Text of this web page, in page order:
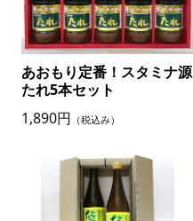
あおもり定番！スタミナ源
たれ5本セット
1,890円 （税込み）